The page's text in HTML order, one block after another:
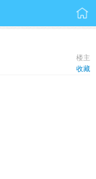
楼主
收藏